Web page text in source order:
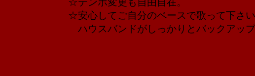
☆安心してご自分のペースで歌って下さい
ハウスバンドがしっかりとバックアップ